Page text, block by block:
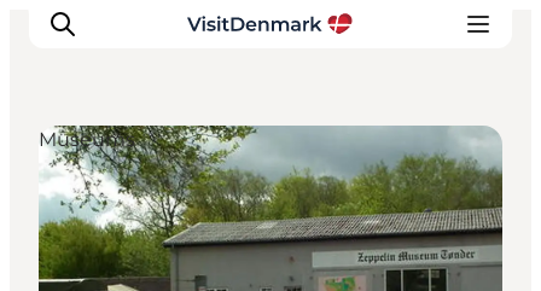
Ispirazioni
Dove andare
Cosa fare
Museums